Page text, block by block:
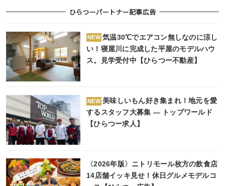
ひらつーパートナー記事広告
NEW 気温30℃でエアコン無しなのに涼し
い！寝屋川に完成した平屋のモデルハウ
ス。見学受付中【ひらつー不動産】
NEW 美味しいもん好き集まれ！地元を愛
するスタッフ大募集 ― トップワールド
【ひらつー求人】
〈2026年版〉ニトリモール枚方の飲食店
14店舗イッキ見せ！休日グルメモデルコ